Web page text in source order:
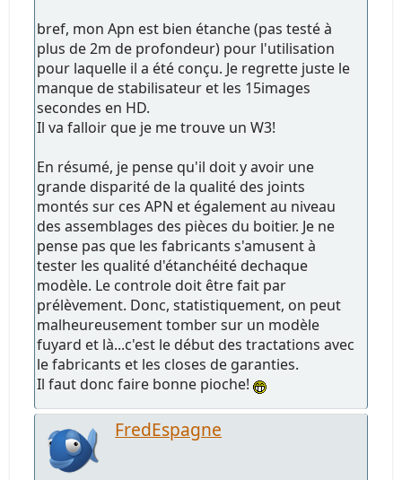
bref, mon Apn est bien étanche (pas testé à
plus de 2m de profondeur) pour l'utilisation
pour laquelle il a été conçu. Je regrette juste le
manque de stabilisateur et les 15images
secondes en HD.
Il va falloir que je me trouve un W3!
En résumé, je pense qu'il doit y avoir une
grande disparité de la qualité des joints
montés sur ces APN et également au niveau
des assemblages des pièces du boitier. Je ne
pense pas que les fabricants s'amusent à
tester les qualité d'étanchéité dechaque
modèle. Le controle doit être fait par
prélèvement. Donc, statistiquement, on peut
malheureusement tomber sur un modèle
fuyard et là...c'est le début des tractations avec
le fabricants et les closes de garanties.
Il faut donc faire bonne pioche!
FredEspagne